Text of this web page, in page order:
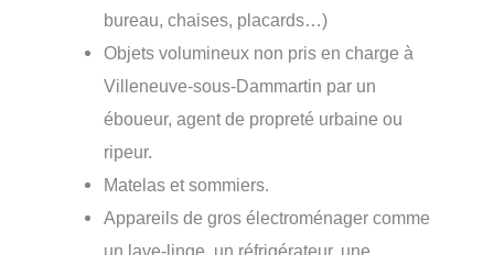
bureau, chaises, placards…)
Objets volumineux non pris en charge à
Villeneuve-sous-Dammartin par un
éboueur, agent de propreté urbaine ou
ripeur.
Matelas et sommiers.
Appareils de gros électroménager comme
un lave-linge, un réfrigérateur, une